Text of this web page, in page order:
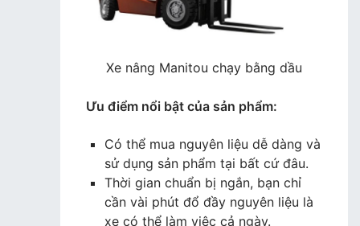
Xe nâng Manitou chạy bằng dầu
Ưu điểm nổi bật của sản phẩm:
Có thể mua nguyên liệu dễ dàng và
sử dụng sản phẩm tại bất cứ đâu.
Thời gian chuẩn bị ngắn, bạn chỉ
cần vài phút đổ đầy nguyên liệu là
xe có thể làm việc cả ngày.